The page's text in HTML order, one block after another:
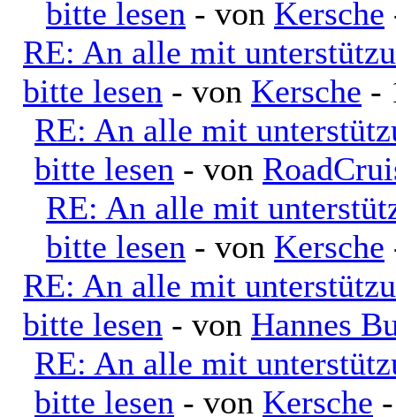
bitte lesen - von Kersche
RE: An alle mit
bitte lesen - von Kersche -
RE: An alle mit
bitte lesen - von
RE: An alle mit
bitte lesen - von Kersche
RE: An alle mit
bitte lesen - von Hannes
RE: An alle mit
bitte lesen - von Kersche